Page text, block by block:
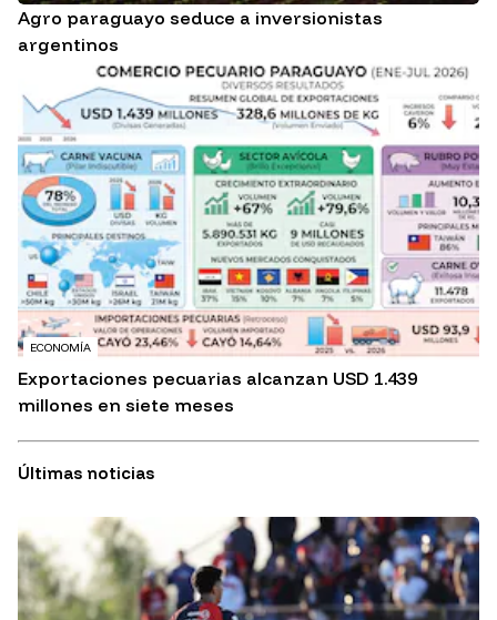
Agro paraguayo seduce a inversionistas
argentinos
ECONOMÍA
Exportaciones pecuarias alcanzan USD 1.439
millones en siete meses
Últimas noticias